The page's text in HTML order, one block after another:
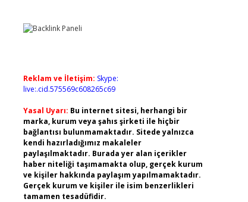
Reklam ve İletişim: Skype:
live:.cid.575569c608265c69
Yasal Uyarı: Bu internet sitesi, herhangi bir
marka, kurum veya şahıs şirketi ile hiçbir
bağlantısı bulunmamaktadır. Sitede yalnızca
kendi hazırladığımız makaleler
paylaşılmaktadır. Burada yer alan içerikler
haber niteliği taşımamakta olup, gerçek kurum
ve kişiler hakkında paylaşım yapılmamaktadır.
Gerçek kurum ve kişiler ile isim benzerlikleri
tamamen tesadüfidir.